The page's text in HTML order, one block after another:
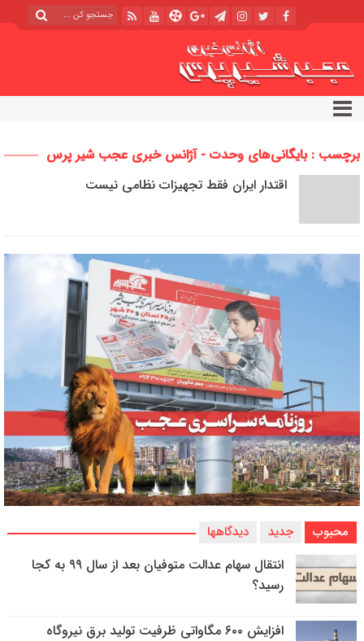
برچسب : بایگانی‌های وحدت - آژانس خبری عجب شیر پرس
اقتدار ایران فقط تجهیزات نظامی نیست
محبوب جدید دیدگاهها
انتقال سهام عدالت متوفیان بعد از سال ۹۹ به کجا
رسید؟
افزایش ۶۰۰ مگاواتی ظرفیت تولید برق نیروگاه